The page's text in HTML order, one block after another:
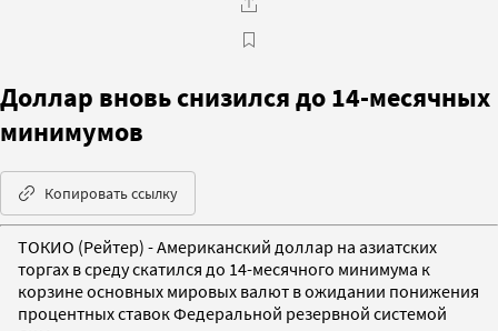
Доллар вновь снизился до 14-месячных
минимумов
Копировать ссылку
ТОКИО (Рейтер) - Американский доллар на азиатских
торгах в среду скатился до 14-месячного минимума к
корзине основных мировых валют в ожидании понижения
процентных ставок Федеральной резервной системой